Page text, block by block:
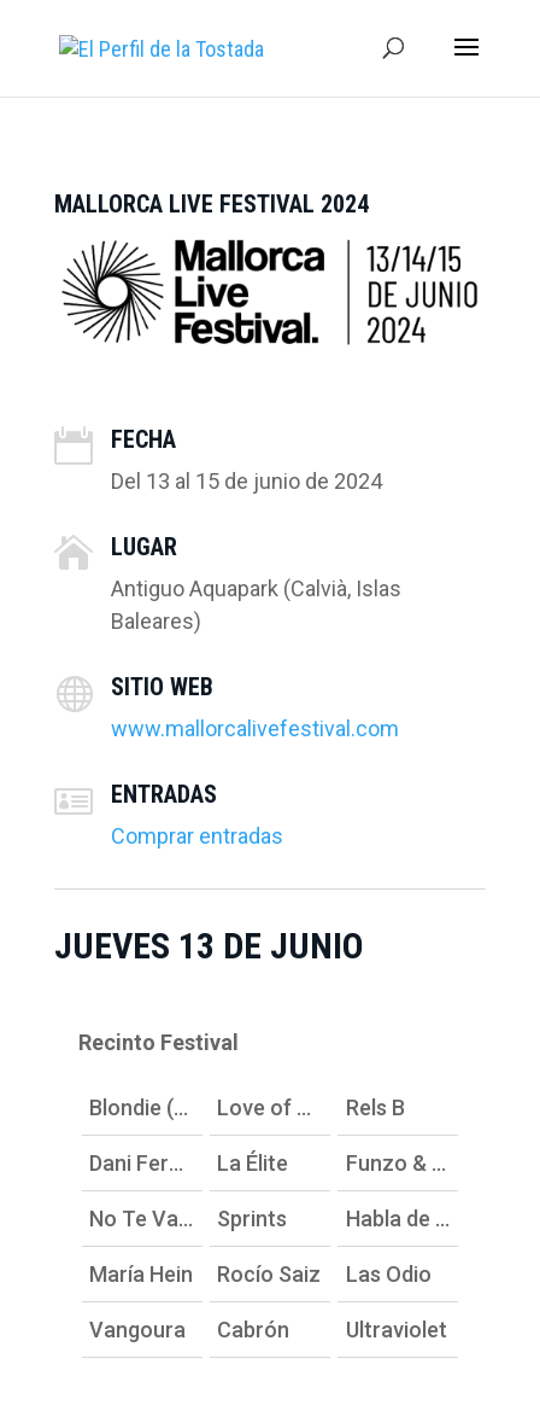
MALLORCA LIVE FESTIVAL 2024
 FECHA
Del 13 al 15 de junio de 2024
 LUGAR
Antiguo Aquapark (Calvià, Islas
Baleares)
 SITIO WEB
www.mallorcalivefestival.com
 ENTRADAS
Comprar entradas
JUEVES 13 DE JUNIO
Recinto Festival
Blondie (cabeza de cartel) Love of Lesbian Rels B
Dani Fernández La Élite Funzo & Baby Loud
No Te Va Gustar Sprints Habla de Mí en Presente
María Hein Rocío Saiz Las Odio
Vangoura Cabrón Ultraviolet